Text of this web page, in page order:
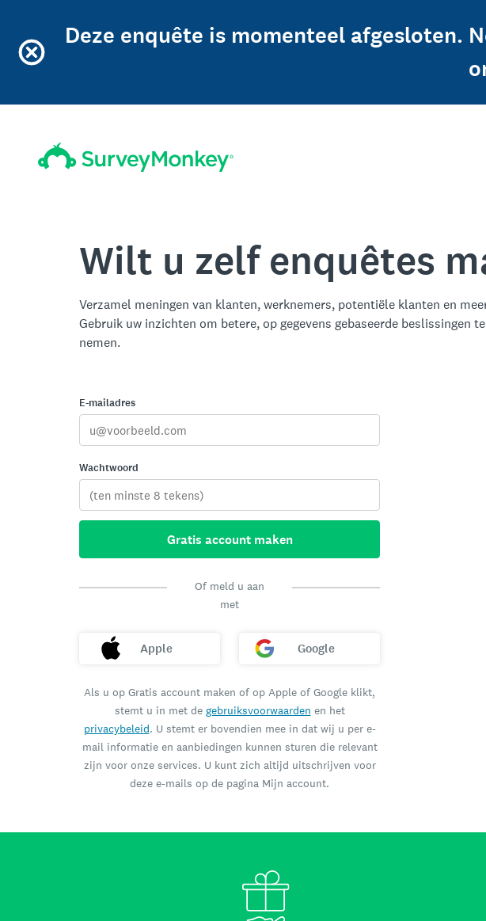
Deze enquête is momenteel afgesloten.
Wilt u zelf enquêtes
Verzamel meningen van klanten, werknemers, potentiële klanten en
Gebruik uw inzichten om betere, op gegevens gebaseerde beslissingen te
nemen.
E-mailadres
Wachtwoord
Gratis account maken
Of meld u aan
met
Apple Google
Als u op Gratis account maken of op Apple of Google klikt,
stemt u in met de gebruiksvoorwaarden en het
privacybeleid. U stemt er bovendien mee in dat wij u per e-
mail informatie en aanbiedingen kunnen sturen die relevant
zijn voor onze services. U kunt zich altijd uitschrijven voor
deze e-mails op de pagina Mijn account.